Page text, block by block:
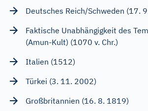
Deutsches Reich/Schweden (17.
Faktische Unabhängigkeit des
(Amun-Kult) (1070 v. Chr.)
Italien (1512)
Türkei (3. 11. 2002)
Großbritannien (16. 8. 1819)